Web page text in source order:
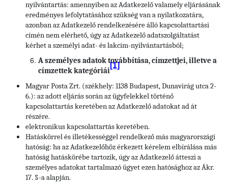
nyilvántartás: amennyiben az Adatkezelő valamely eljárásának
eredményes lefolytatásához szükség van a nyilatkozatára,
azonban az Adatkezelő rendelkezésére álló kapcsolattartási
címén nem elérhető, úgy az Adatkezelő adatszolgáltatást
kérhet a személyi adat- és lakcím-nyilvántartásból;
A személyes adatok továbbítása, címzettjei, illetve a
címzettek kategóriái
[1]
Magyar Posta Zrt. (székhely: 1138 Budapest, Dunavirág utca 2-
6.): az adott eljárás során az ügyfelekkel történő
kapcsolattartás keretében az Adatkezelő adatokat ad át
részére.
elektronikus kapcsolattartás keretében.
Hatáskörrel és illetékességgel rendelkező más magyarországi
hatóság: ha az Adatkezelőhöz érkezett kérelem elbírálása más
hatóság hatáskörébe tartozik, úgy az Adatkezelő átteszi a
személyes adatokat tartalmazó ügyet ezen hatósághoz az Ákr.
17. §-a alapján.